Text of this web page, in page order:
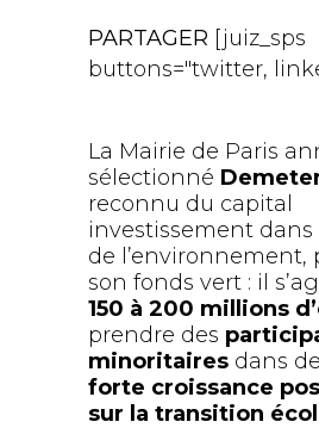
PARTAGER [juiz_sps
buttons="twitter,
La Mairie de Paris
sélectionné
reconnu du capital
investissement dans
de l’environnement,
son fonds vert : il
150 à 200 millions
prendre des
minoritaires dans
forte croissance
sur la transition